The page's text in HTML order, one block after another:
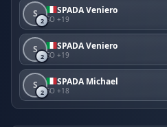
S
2
SPADA Veniero
SO +19
S
2
SPADA Veniero
SO +19
S
2
SPADA Michael
SO +18